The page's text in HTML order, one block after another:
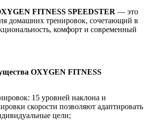
FITNESS SPEEDSTER — это
домашних тренировок, сочетающий в
комфорт и современный
OXYGEN FITNESS
15 уровней наклона и
скорости позволяют адаптировать
цели;